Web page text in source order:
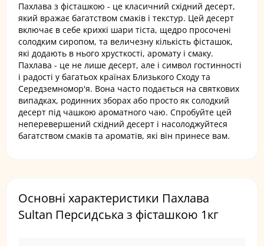
Пахлава з фісташкою - це класичний східний десерт,
який вражає багатством смаків і текстур. Цей десерт
включає в себе крихкі шари тіста, щедро просочені
солодким сиропом, та величезну кількість фісташок,
які додають в нього хрусткості, аромату і смаку.
Пахлава - це не лише десерт, але і символ гостинності
і радості у багатьох країнах Близького Сходу та
Середземномор'я. Вона часто подається на святкових
випадках, родинних зборах або просто як солодкий
десерт під чашкою ароматного чаю. Спробуйте цей
неперевершений східний десерт і насолоджуйтеся
багатством смаків та ароматів, які він принесе вам.
Основні характеристики Пахлава
Sultan Персидська з фісташкою 1кг